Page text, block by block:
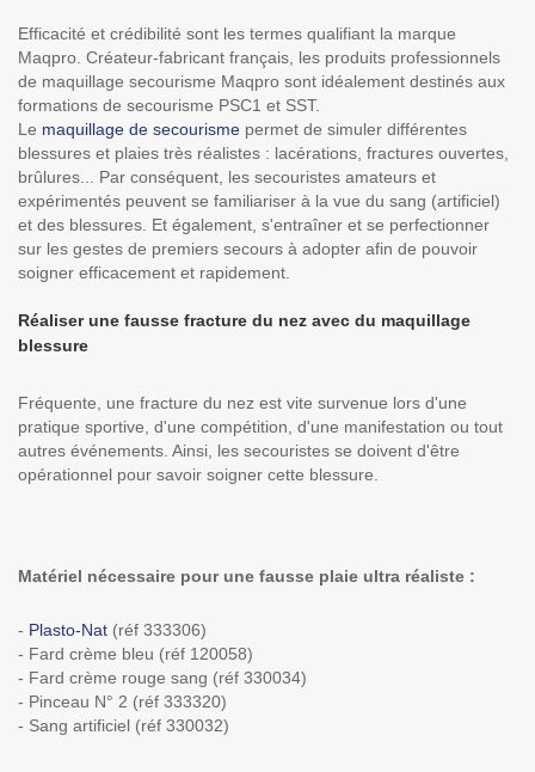
Efficacité et crédibilité sont les termes qualifiant la marque
Maqpro. Créateur-fabricant français, les produits professionnels
de maquillage secourisme Maqpro sont idéalement destinés aux
formations de secourisme PSC1 et SST.
Le maquillage de secourisme permet de simuler différentes
blessures et plaies très réalistes : lacérations, fractures ouvertes,
brûlures... Par conséquent, les secouristes amateurs et
expérimentés peuvent se familiariser à la vue du sang (artificiel)
et des blessures. Et également, s'entraîner et se perfectionner
sur les gestes de premiers secours à adopter afin de pouvoir
soigner efficacement et rapidement.
Réaliser une fausse fracture du nez avec du maquillage
blessure
Fréquente, une fracture du nez est vite survenue lors d'une
pratique sportive, d'une compétition, d'une manifestation ou tout
autres événements. Ainsi, les secouristes se doivent d'être
opérationnel pour savoir soigner cette blessure.
Matériel nécessaire pour une fausse plaie ultra réaliste :
- Plasto-Nat (réf 333306)
- Fard crème bleu (réf 120058)
- Fard crème rouge sang (réf 330034)
- Pinceau N° 2 (réf 333320)
- Sang artificiel (réf 330032)